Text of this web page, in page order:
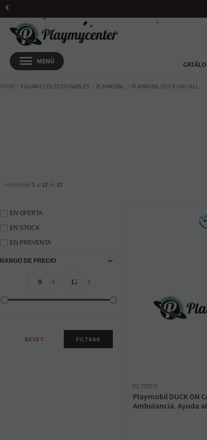
HOME FIGURAS COLECCIONABLES PLAYMOBIL PLAYMOBIL DUCK ON CALL
mostrando 1 al 12 de 12
EN OFERTA
EN STOCK
EN PREVENTA
RANGO DE PRECIO
€ - €
PL70919
Playmobil DUCK ON
Ambulancia. Ayuda